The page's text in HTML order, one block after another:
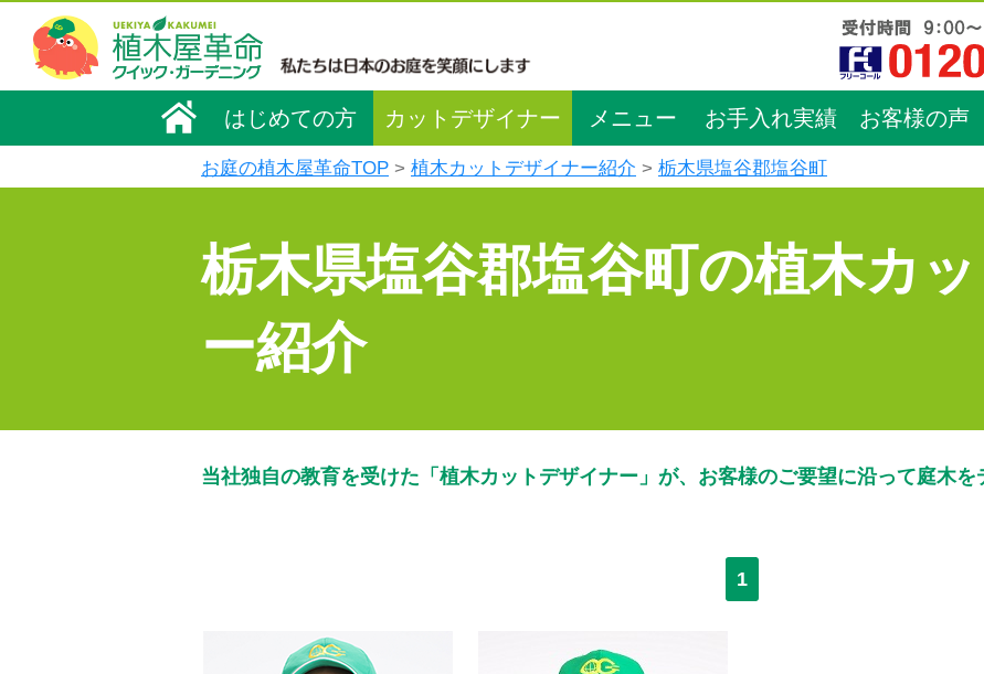
はじめての方 カットデザイナー メニュー お手入れ実績 お客様の声
お庭の植木屋革命TOP 植木カットデザイナー紹介 栃木県塩谷郡塩谷町
栃木県塩谷郡塩谷町の植木カ
ー紹介
当社独自の教育を受けた「植木カットデザイナー」が、お客様のご要望に沿って庭木を
1